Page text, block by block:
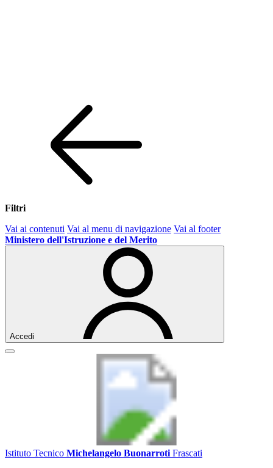
Filtri
Vai ai contenuti Vai al menu di navigazione Vai al footer
Ministero dell'Istruzione e del Merito
Accedi
Istituto Tecnico Michelangelo Buonarroti Frascati